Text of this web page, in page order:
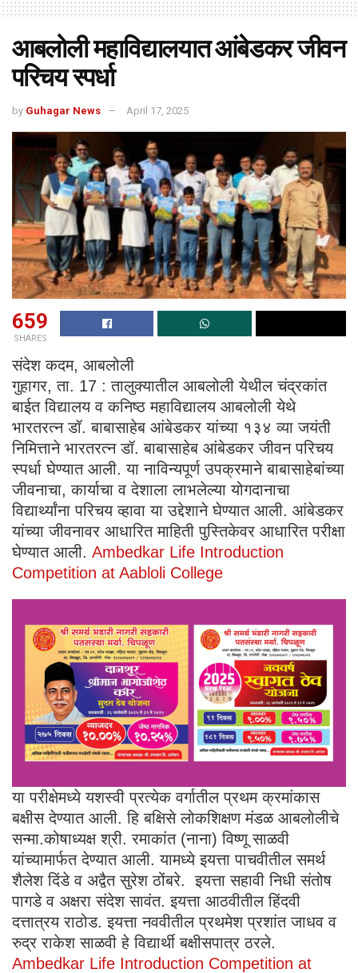
आबलोली महाविद्यालयात आंबेडकर जीवन
परिचय स्पर्धा
by Guhagar News April 17, 2025
659
SHARES
संदेश कदम, आबलोली
गुहागर, ता. 17 : तालुक्यातील आबलोली येथील चंद्रकांत
बाईत विद्यालय व कनिष्ठ महाविद्यालय आबलोली येथे
भारतरत्न डॉ. बाबासाहेब आंबेडकर यांच्या १३४ व्या जयंती
निमित्ताने भारतरत्न डॉ. बाबासाहेब आंबेडकर जीवन परिचय
स्पर्धा घेण्यात आली. या नाविन्यपूर्ण उपक्रमाने बाबासाहेबांच्या
जीवनाचा, कार्याचा व देशाला लाभलेल्या योगदानाचा
विद्यार्थ्यांना परिचय व्हावा या उद्देशाने घेण्यात आली. आंबेडकर
यांच्या जीवनावर आधारित माहिती पुस्तिकेवर आधारित परीक्षा
घेण्यात आली. Ambedkar Life Introduction
Competition at Aabloli College
या परीक्षेमध्ये यशस्वी प्रत्येक वर्गातील प्रथम क्रमांकास
बक्षीस देण्यात आली. हि बक्षिसे लोकशिक्षण मंडळ आबलोलीचे
सन्मा.कोषाध्यक्ष श्री. रमाकांत (नाना) विष्णू साळवी
यांच्यामार्फत देण्यात आली. यामध्ये इयत्ता पाचवीतील समर्थ
शैलेश दिंडे व अद्वैत सुरेश ठोंबरे. इयत्ता सहावी निधी संतोष
पागडे व अक्षरा संदेश सावंत. इयत्ता आठवीतील हिंदवी
दत्तात्रय राठोड. इयत्ता नववीतील प्रथमेश प्रशांत जाधव व
रुद्र राकेश साळवी हे विद्यार्थी बक्षीसपात्र ठरले.
Ambedkar Life Introduction Competition at